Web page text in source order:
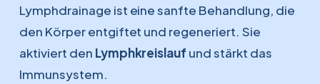
Lymphdrainage ist eine sanfte Behandlung, die
den Körper entgiftet und regeneriert. Sie
aktiviert den Lymphkreislauf und stärkt das
Immunsystem.